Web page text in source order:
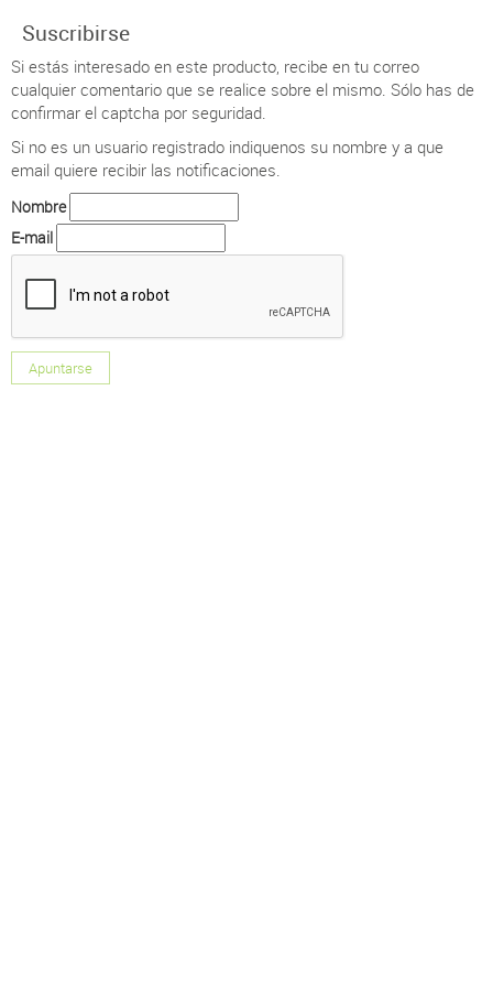
Suscribirse
Si estás interesado en este producto, recibe en tu correo
cualquier comentario que se realice sobre el mismo. Sólo has de
confirmar el captcha por seguridad.
Si no es un usuario registrado indiquenos su nombre y a que
email quiere recibir las notificaciones.
Nombre
E-mail